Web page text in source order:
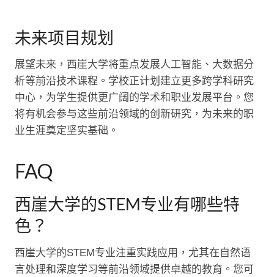
未来项目规划
展望未来，西崖大学将重点发展人工智能、大数据分
析等前沿技术课程。学校正计划建立更多跨学科研究
中心，为学生提供更广阔的学术和职业发展平台。您
将有机会参与这些前沿领域的创新研究，为未来的职
业生涯奠定坚实基础。
FAQ
西崖大学的STEM专业有哪些特
色？
西崖大学的STEM专业注重实践应用，尤其在自然语
言处理和深度学习等前沿领域提供卓越的教育。您可